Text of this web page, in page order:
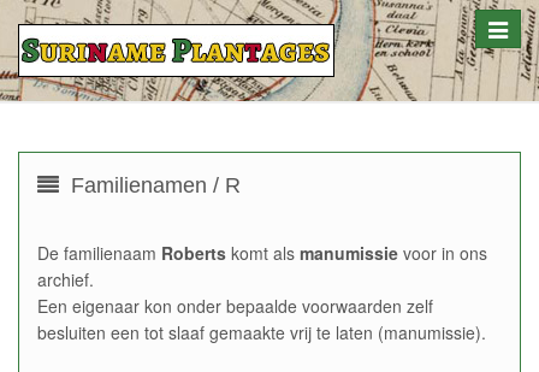
Toggle
Familienamen / R
De familienaam Roberts komt als manumissie voor in ons
archief.
Een eigenaar kon onder bepaalde voorwaarden zelf
besluiten een tot slaaf gemaakte vrij te laten (manumissie).